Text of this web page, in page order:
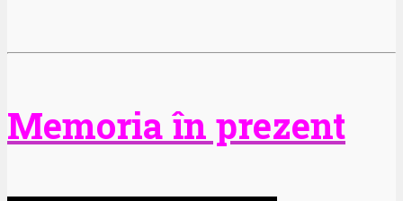
Memoria în prezent